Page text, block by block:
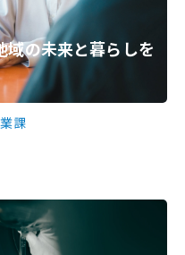
域の未来と暮らしを
課